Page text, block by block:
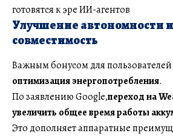
готовятся к эре ИИ-агентов
Улучшение автономности и
совместимость
Важным бонусом для пользователей
оптимизация энергопотребления.
По заявлению Google,переход на
увеличить общее время работы
Это дополняет аппаратные